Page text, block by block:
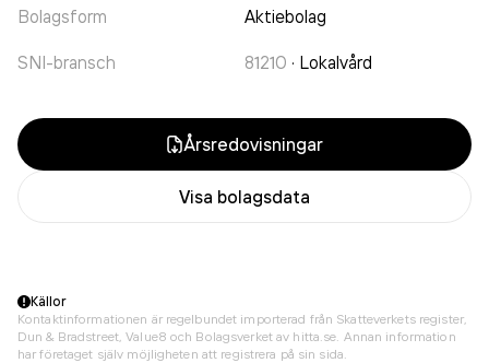
Bolagsform Aktiebolag
SNI-bransch 81210 · Lokalvård
Årsredovisningar
Visa bolagsdata
Källor
Kontaktinformationen är regelbundet importerad från Skatteverkets register,
Dun & Bradstreet, Value8 och Bolagsverket av hitta.se. Annan information
har företaget själv möjligheten att registrera på sin sida.